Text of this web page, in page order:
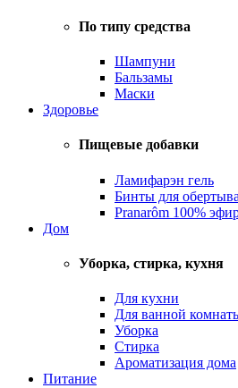
По типу средства
Шампуни
Бальзамы
Маски
Здоровье
Пищевые добавки
Ламифарэн гель
Бинты для
Pranarôm 100%
Дом
Уборка, стирка, кухня
Для кухни
Для ванной
Уборка
Стирка
Ароматизация дома
Питание